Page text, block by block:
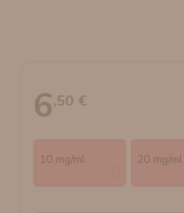
6,50 €
10 mg/ml 20 mg/ml